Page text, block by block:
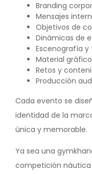
Branding
Mensajes
Objetivos de
Dinámicas de
Escenografía
Material gráfico
Retos y
Producción
Cada evento se
identidad de la
única y memorable.
Ya sea una
competición